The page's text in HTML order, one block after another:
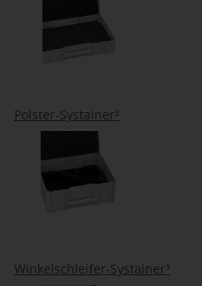
Polster-Systainer³
Winkelschleifer-Systainer³